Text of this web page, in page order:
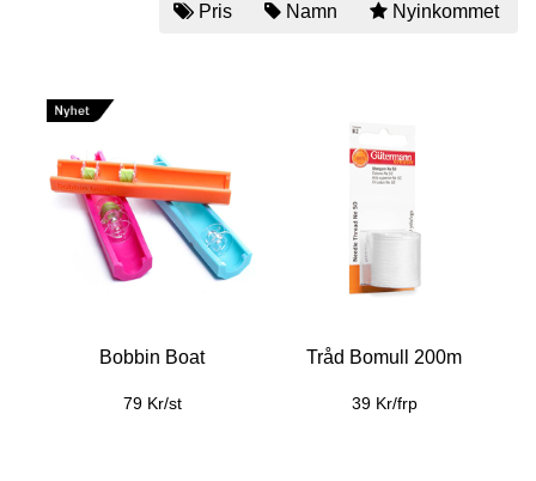
Pris Namn Nyinkommet
Bobbin Boat
79 Kr/st
Tråd Bomull 200m
39 Kr/frp